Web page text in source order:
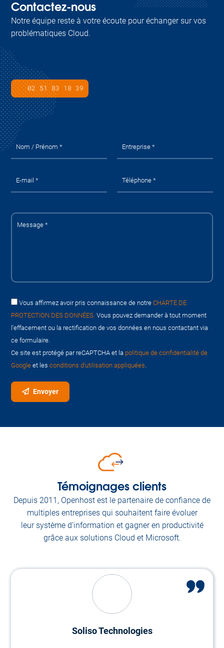
Contactez-nous
Notre équipe reste à votre écoute pour échanger sur vos
problématiques Cloud.
02 51 83 18 39
Vous affirmez avoir pris connaissance de notreCHARTE DE
PROTECTION DES DONNÉES. Vous pouvez demander à tout moment
l'effacement ou la rectification de vos données en nous contactant via
ce formulaire.
Ce site est protégé par reCAPTCHA et la politique de confidentialité de
Google et lesconditions d'utilisation appliquées
Envoyer
Témoignages clients
Depuis 2011, Openhost est le partenaire de confiance de
multiples entreprises qui souhaitent faire évoluer
leur système d’information et gagner en productivité
grâce aux solutions Cloud et Microsoft.
Soliso Technologies